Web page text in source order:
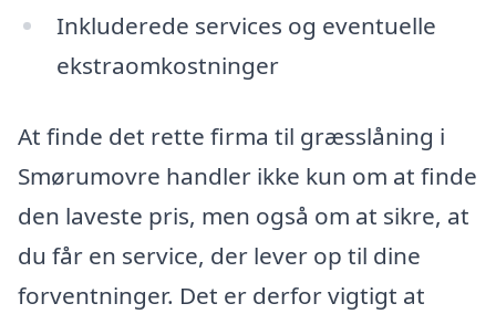
Inkluderede services og eventuelle
ekstraomkostninger
At finde det rette firma til græsslåning i
Smørumovre handler ikke kun om at finde
den laveste pris, men også om at sikre, at
du får en service, der lever op til dine
forventninger. Det er derfor vigtigt at